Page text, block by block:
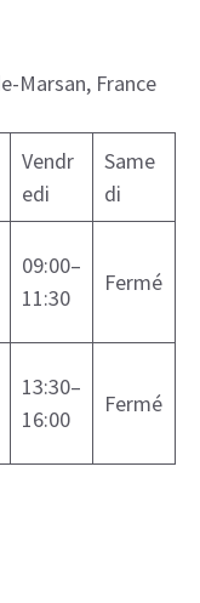
Marsan, France
Vendr
edi
Same
di
09:00–
11:30
Fermé
13:30–
16:00
Fermé